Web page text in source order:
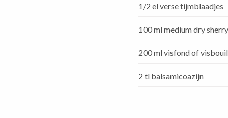
1/2 el verse tijmblaadjes
100 ml medium dry sherry
200 ml visfond of
2 tl balsamicoazijn